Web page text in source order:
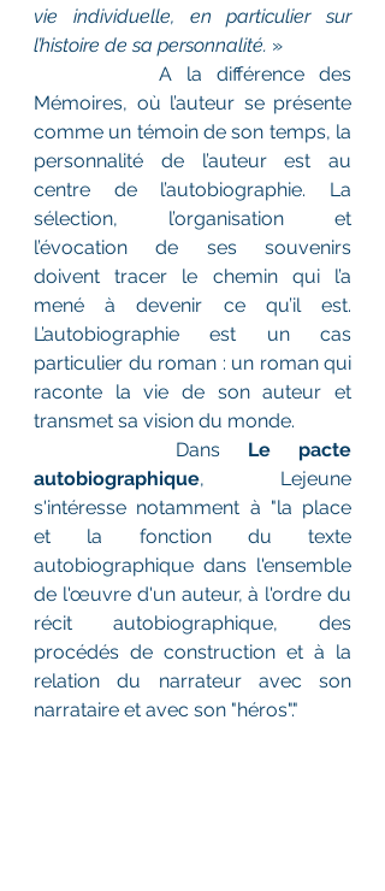
vie individuelle, en particulier sur
l’histoire de sa personnalité. »
Mémoires, où l’auteur se présente
comme un témoin de son temps, la
personnalité de l’auteur est au
centre de l’autobiographie. La
sélection, l’organisation et
l’évocation de ses souvenirs
doivent tracer le chemin qui l’a
mené à devenir ce qu’il est.
L’autobiographie est un cas
particulier du roman : un roman qui
raconte la vie de son auteur et
transmet sa vision du monde.
		Dans
Le pacte
autobiographique, Lejeune
s'intéresse notamment à "la place
et la fonction du texte
autobiographique dans l'ensemble
de l'œuvre d'un auteur, à l'ordre du
récit autobiographique, des
procédés de construction et à la
relation du narrateur avec son
narrataire et avec son "héros"."